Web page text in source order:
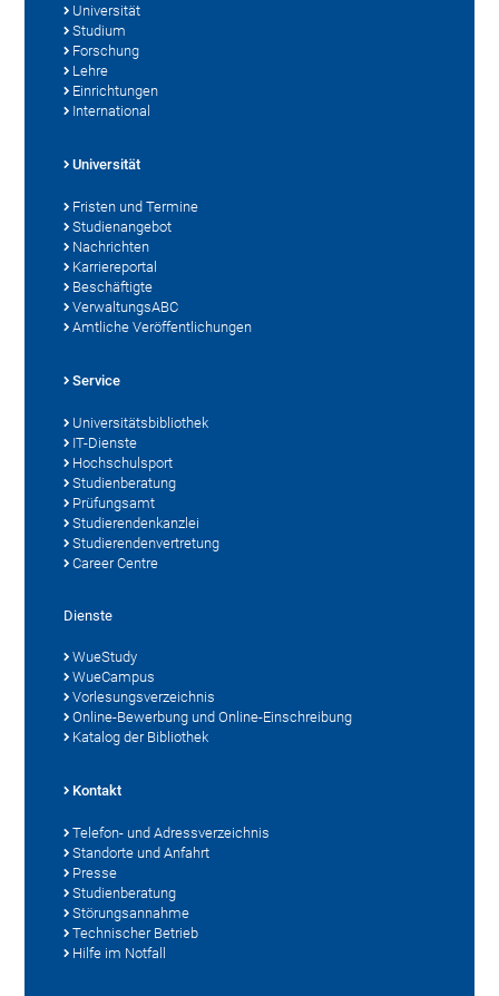
Universität
Studium
Forschung
Lehre
Einrichtungen
International
Universität
Fristen und Termine
Studienangebot
Nachrichten
Karriereportal
Beschäftigte
VerwaltungsABC
Amtliche Veröffentlichungen
Service
Universitätsbibliothek
IT-Dienste
Hochschulsport
Studienberatung
Prüfungsamt
Studierendenkanzlei
Studierendenvertretung
Career Centre
Dienste
WueStudy
WueCampus
Vorlesungsverzeichnis
Online-Bewerbung und Online-Einschreibung
Katalog der Bibliothek
Kontakt
Telefon- und Adressverzeichnis
Standorte und Anfahrt
Presse
Studienberatung
Störungsannahme
Technischer Betrieb
Hilfe im Notfall